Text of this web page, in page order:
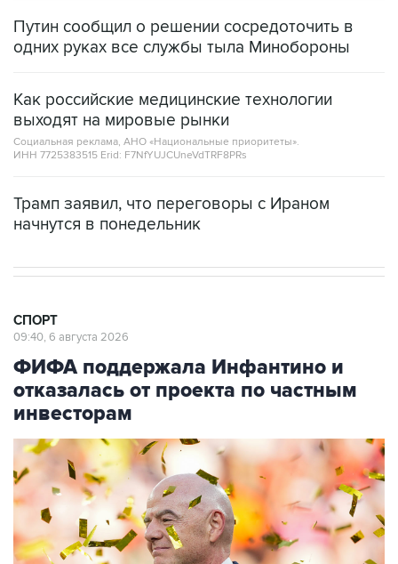
Путин сообщил о решении сосредоточить в
одних руках все службы тыла Минобороны
Как российские медицинские технологии
выходят на мировые рынки
Социальная реклама, АНО «Национальные приоритеты».
ИНН 7725383515 Erid: F7NfYUJCUneVdTRF8PRs
Трамп заявил, что переговоры с Ираном
начнутся в понедельник
СПОРТ
09:40, 6 августа 2026
ФИФА поддержала Инфантино и
отказалась от проекта по частным
инвесторам